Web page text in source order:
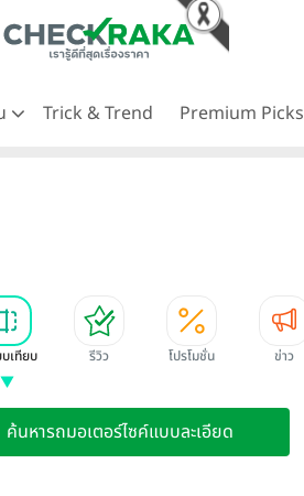
Trick & Trend Premium Picks
บเทียบ รีวิว โปรโมชั่น ข่าว
ค้นหารถมอเตอร์ไซค์แบบละเอียด